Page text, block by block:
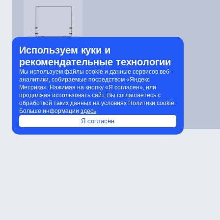
Используем куки и
рекомендательные технологии
Мы используем файлы cookie и данные сервисов веб-
аналитики, собираемые посредством «Яндекс
Метрика». Нажимая на кнопку «Я согласен», или
продолжая использовать сайт, Вы соглашаетесь с
обработкой таких данных на условиях Политики cookie.
Больше информации здесь
Я согласен